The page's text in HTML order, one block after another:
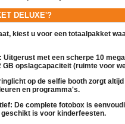
DELUXE'?
, kiest u voor een totaalpakket
Uitgerust met een scherpe 10
opslagcapaciteit (ruimte voor
op de selfie booth zorgt
en programma's.
De complete fotobox is
is voor kinderfeesten.